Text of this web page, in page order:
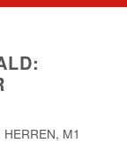
HERREN, M1